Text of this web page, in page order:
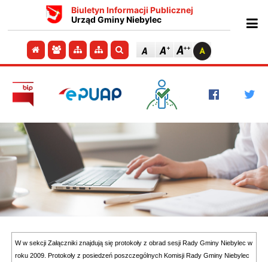
Biuletyn Informacji Publicznej
Urząd Gminy Niebylec
Przejdź do strony głównej
Przejdź do redakcji
Przejdź do mapy strony
Przejdź do mapy strony
Szukaj
W w sekcji Załączniki znajdują się protokoły z obrad sesji Rady Gminy Niebylec w
roku 2009. Protokoły z posiedzeń poszczególnych Komisji Rady Gminy Niebylec